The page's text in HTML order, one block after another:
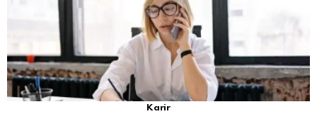
Karir